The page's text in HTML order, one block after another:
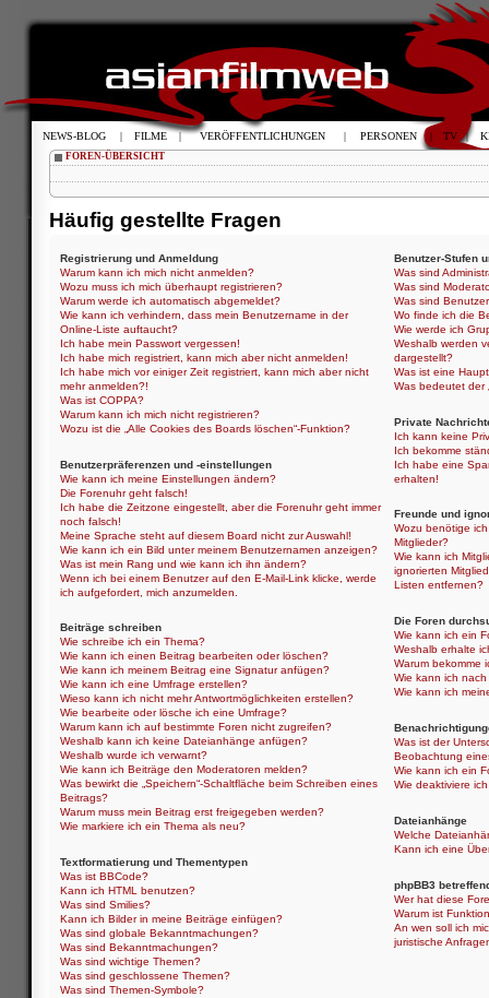
FOREN-ÜBERSICHT
Häufig gestellte Fragen
Registrierung und Anmeldung
Warum kann ich mich nicht anmelden?
Wozu muss ich mich überhaupt registrieren?
Warum werde ich automatisch abgemeldet?
Wie kann ich verhindern, dass mein Benutzername in der
Online-Liste auftaucht?
Ich habe mein Passwort vergessen!
Ich habe mich registriert, kann mich aber nicht anmelden!
Ich habe mich vor einiger Zeit registriert, kann mich aber nicht
mehr anmelden?!
Was ist COPPA?
Warum kann ich mich nicht registrieren?
Wozu ist die „Alle Cookies des Boards löschen“-Funktion?
Benutzerpräferenzen und -einstellungen
Wie kann ich meine Einstellungen ändern?
Die Forenuhr geht falsch!
Ich habe die Zeitzone eingestellt, aber die Forenuhr geht immer
noch falsch!
Meine Sprache steht auf diesem Board nicht zur Auswahl!
Wie kann ich ein Bild unter meinem Benutzernamen anzeigen?
Was ist mein Rang und wie kann ich ihn ändern?
Wenn ich bei einem Benutzer auf den E-Mail-Link klicke, werde
ich aufgefordert, mich anzumelden.
Beiträge schreiben
Wie schreibe ich ein Thema?
Wie kann ich einen Beitrag bearbeiten oder löschen?
Wie kann ich meinem Beitrag eine Signatur anfügen?
Wie kann ich eine Umfrage erstellen?
Wieso kann ich nicht mehr Antwortmöglichkeiten erstellen?
Wie bearbeite oder lösche ich eine Umfrage?
Warum kann ich auf bestimmte Foren nicht zugreifen?
Weshalb kann ich keine Dateianhänge anfügen?
Weshalb wurde ich verwarnt?
Wie kann ich Beiträge den Moderatoren melden?
Was bewirkt die „Speichern“-Schaltfläche beim Schreiben eines
Beitrags?
Warum muss mein Beitrag erst freigegeben werden?
Wie markiere ich ein Thema als neu?
Textformatierung und Thementypen
Was ist BBCode?
Kann ich HTML benutzen?
Was sind Smilies?
Kann ich Bilder in meine Beiträge einfügen?
Was sind globale Bekanntmachungen?
Was sind Bekanntmachungen?
Was sind wichtige Themen?
Was sind geschlossene Themen?
Was sind Themen-Symbole?
Benutzer-Stufen
Was sind
Was sind
Was sind
Wo finde ich die
Wie werde ich
Weshalb werden
dargestellt?
Was ist eine
Was bedeutet der
Private
Ich kann keine
Ich bekomme
Ich habe eine
erhalten!
Freunde und
Wozu benötige
Mitglieder?
Wie kann ich
ignorierten
Listen entfernen?
Die Foren
Wie kann ich ein
Weshalb erhalte
Warum bekomme
Wie kann ich
Wie kann ich
Was ist der
Beobachtung
Wie kann ich ein
Wie deaktiviere
Dateianhänge
Welche
Kann ich eine
phpBB3
Wer hat diese
Warum ist
An wen soll ich
juristische
NEWS-BLOG | FILME | VERÖFFENTLICHUNGEN | PERSONEN | TV |